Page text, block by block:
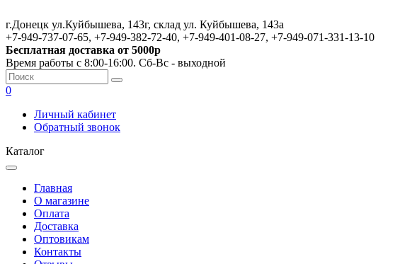
г.Донецк ул.Куйбышева, 143г, склад ул. Куйбышева, 143а
+7-949-737-07-65, +7-949-382-72-40, +7-949-401-08-27, +7-949-071-331-13-10
Бесплатная доставка от 5000р
Время работы с 8:00-16:00. Сб-Вс - выходной
0
Личный кабинет
Обратный звонок
Каталог
Главная
О магазине
Оплата
Доставка
Оптовикам
Контакты